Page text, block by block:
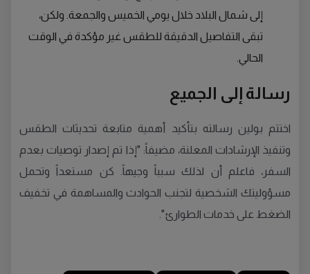
إلى شمال البلاد خلال يومي الخميس والجمعة. ولكن،
تبقى التفاصيل الدقيقة للطقس غير مؤكدة في الوقت
الحالي.
رسالة إلى الجميع
اختتم بولين رسالته بتأكيد أهمية متابعة تحديثات الطقس
وتنفيذ الإرشادات المعلنة، مضيفاً: "إذا تم إصدار توصيات بعدم
السفر، فاعلم أن لذلك سبباً وجيهاً. كن مستعداً وتحمل
مسؤوليتك الشخصية لتجنب الحوادث والمساهمة في تخفيف
الضغط على خدمات الطوارئ".